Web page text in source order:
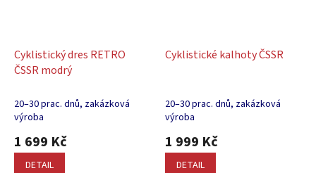
Cyklistický dres RETRO
ČSSR modrý
20–30 prac. dnů, zakázková
výroba
1 699 Kč
DETAIL
Cyklistické kalhoty ČSSR
20–30 prac. dnů, zakázková
výroba
1 999 Kč
DETAIL